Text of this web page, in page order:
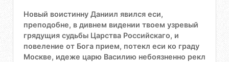
Новый воистинну Даниил явился еси,
преподобне, в дивнем видении твоем узревый
грядущия судьбы Царства Российскаго, и
повеление от Бога прием, потекл еси ко граду
Москве, идеже царю Василию небоязненно рекл